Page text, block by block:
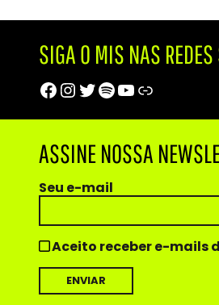
SIGA O MIS NAS
Facebook
Instagram
Twitter
Spotify
Youtube
Trip Advisor
ASSINE NOSSA
Seu e-mail
Aceito receber e-mails